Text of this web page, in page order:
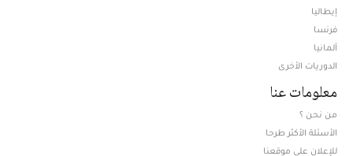
إيطاليا
فرنسا
ألمانيا
الدوريات الأخرى
معلومات عنا
من نحن ؟
الأسئلة الأكثر طرحا
للإعلان على موقعنا